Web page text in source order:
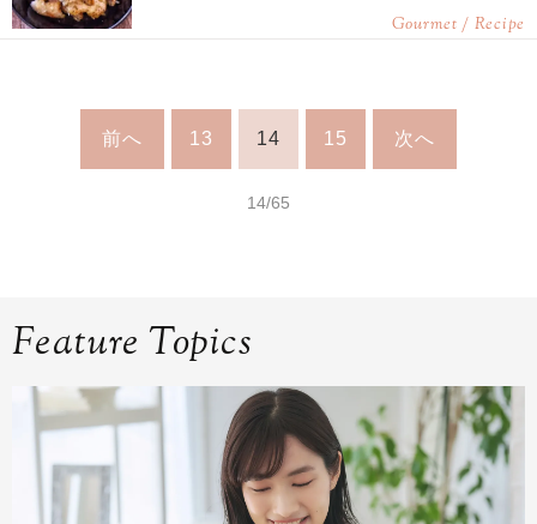
Gourmet / Recipe
前へ 13 14 15 次へ
14/65
Feature Topics